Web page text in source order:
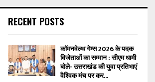
RECENT POSTS
कॉमनवेल्थ गेम्स 2026 के पदक
विजेताओं का सम्मान‌ : सीएम धामी
बोले- उत्तराखंड की युवा प्रतिभाएं
वैश्विक मंच पर कर...